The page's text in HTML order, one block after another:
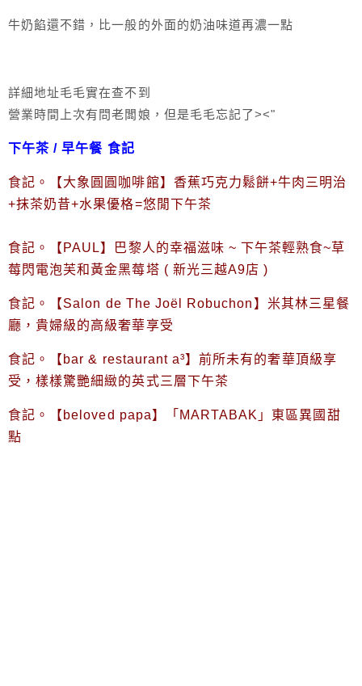
牛奶餡還不錯，比一般的外面的奶油味道再濃一點
詳細地址毛毛實在查不到
營業時間上次有問老闆娘，但是毛毛忘記了><"
下午茶 / 早午餐 食記
食記。【大象圓圓咖啡館】香蕉巧克力鬆餅+牛肉三明治
+抹茶奶昔+水果優格=悠閒下午茶
食記。【PAUL】巴黎人的幸福滋味 ~ 下午茶輕熟食~草
莓閃電泡芙和黃金黑莓塔 ( 新光三越A9店 )
食記。【Salon de The Joël Robuchon】米其林三星餐
廳，貴婦級的高級奢華享受
食記。【bar & restaurant a³】前所未有的奢華頂級享
受，樣樣驚艷細緻的英式三層下午茶
食記。【beloved papa】「MARTABAK」東區異國甜
點